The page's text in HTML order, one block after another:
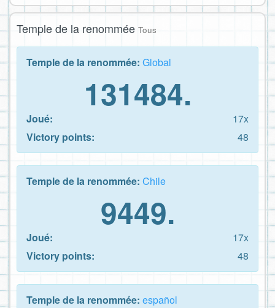
Temple de la renommée Tous
Temple de la renommée: Global
131484.
Joué:
17x
Victory points:
48
Temple de la renommée: Chile
9449.
Joué:
17x
Victory points:
48
Temple de la renommée: español